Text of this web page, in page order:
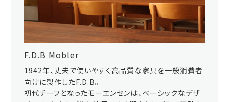
F.D.B Mobler
1942年、丈夫で使いやすく高品質な家具を一般消費者
向けに製作したF.D.B。
初代チーフとなったモーエンセンは、ベーシックなデザ